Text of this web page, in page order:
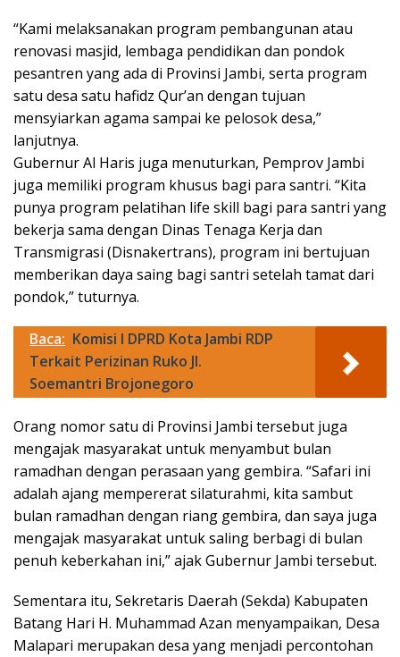
“Kami melaksanakan program pembangunan atau
renovasi masjid, lembaga pendidikan dan pondok
pesantren yang ada di Provinsi Jambi, serta program
satu desa satu hafidz Qur’an dengan tujuan
mensyiarkan agama sampai ke pelosok desa,”
lanjutnya.
Gubernur Al Haris juga menuturkan, Pemprov Jambi
juga memiliki program khusus bagi para santri. “Kita
punya program pelatihan life skill bagi para santri yang
bekerja sama dengan Dinas Tenaga Kerja dan
Transmigrasi (Disnakertrans), program ini bertujuan
memberikan daya saing bagi santri setelah tamat dari
pondok,” tuturnya.
Baca: Komisi I DPRD Kota Jambi RDP
Terkait Perizinan Ruko Jl.
Soemantri Brojonegoro
Orang nomor satu di Provinsi Jambi tersebut juga
mengajak masyarakat untuk menyambut bulan
ramadhan dengan perasaan yang gembira. “Safari ini
adalah ajang mempererat silaturahmi, kita sambut
bulan ramadhan dengan riang gembira, dan saya juga
mengajak masyarakat untuk saling berbagi di bulan
penuh keberkahan ini,” ajak Gubernur Jambi tersebut.
Sementara itu, Sekretaris Daerah (Sekda) Kabupaten
Batang Hari H. Muhammad Azan menyampaikan, Desa
Malapari merupakan desa yang menjadi percontohan